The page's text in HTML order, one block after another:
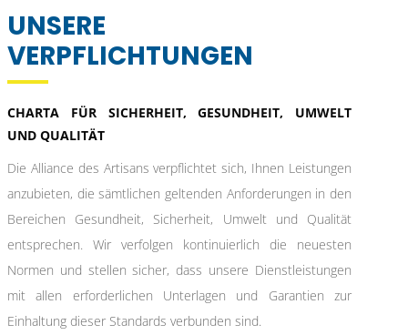
UNSERE
VERPFLICHTUNGEN
CHARTA FÜR SICHERHEIT, GESUNDHEIT, UMWELT
UND QUALITÄT
Die Alliance des Artisans verpflichtet sich, Ihnen Leistungen
anzubieten, die sämtlichen geltenden Anforderungen in den
Bereichen Gesundheit, Sicherheit, Umwelt und Qualität
entsprechen. Wir verfolgen kontinuierlich die neuesten
Normen und stellen sicher, dass unsere Dienstleistungen
mit allen erforderlichen Unterlagen und Garantien zur
Einhaltung dieser Standards verbunden sind.